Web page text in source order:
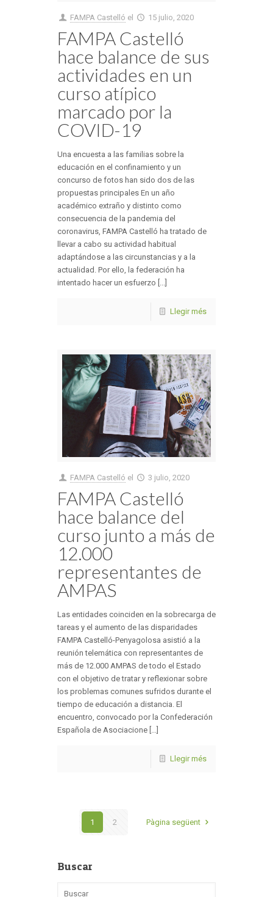
FAMPA Castelló el 15 julio, 2020
FAMPA Castelló
hace balance de sus
actividades en un
curso atípico
marcado por la
COVID-19
Una encuesta a las familias sobre la
educación en el confinamiento y un
concurso de fotos han sido dos de las
propuestas principales En un año
académico extraño y distinto como
consecuencia de la pandemia del
coronavirus, FAMPA Castelló ha tratado de
llevar a cabo su actividad habitual
adaptándose a las circunstancias y a la
actualidad. Por ello, la federación ha
intentado hacer un esfuerzo [...]
Llegir més
FAMPA Castelló el 3 julio, 2020
FAMPA Castelló
hace balance del
curso junto a más de
12.000
representantes de
AMPAS
Las entidades coinciden en la sobrecarga de
tareas y el aumento de las disparidades
FAMPA Castelló-Penyagolosa asistió a la
reunión telemática con representantes de
más de 12.000 AMPAS de todo el Estado
con el objetivo de tratar y reflexionar sobre
los problemas comunes sufridos durante el
tiempo de educación a distancia. El
encuentro, convocado por la Confederación
Española de Asociacione [...]
Llegir més
1 2 Pàgina següent
Buscar